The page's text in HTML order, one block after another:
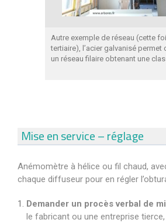
Autre exemple de réseau (cette
tertiaire), l’acier galvanisé permet
un réseau filaire obtenant une
Mise en service – réglage
Anémomètre à hélice ou fil chaud,
chaque diffuseur pour en régler
Demander un procès verbal de
le fabricant ou une entreprise